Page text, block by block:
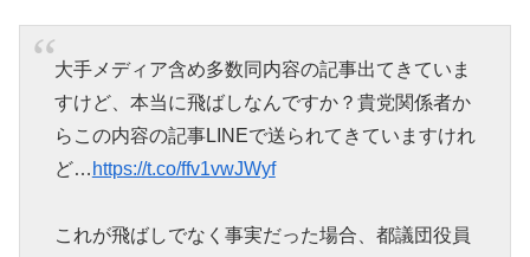
大手メディア含め多数同内容の記事出てきていま
すけど、本当に飛ばしなんですか？貴党関係者か
らこの内容の記事LINEで送られてきていますけれ
ど… https://t.co/ffv1vwJWyf
これが飛ばしでなく事実だった場合、都議団役員